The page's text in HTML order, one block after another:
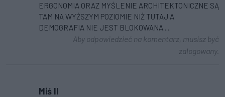
ERGONOMIA ORAZ MYŚLENIE ARCHITEKTONICZNE SĄ
TAM NA WYŻSZYM POZIOMIE NIŻ TUTAJ A
DEMOGRAFIA NIE JEST BLOKOWANA.....
Aby odpowiedzieć na komentarz, musisz być
zalogowany.
Miś II